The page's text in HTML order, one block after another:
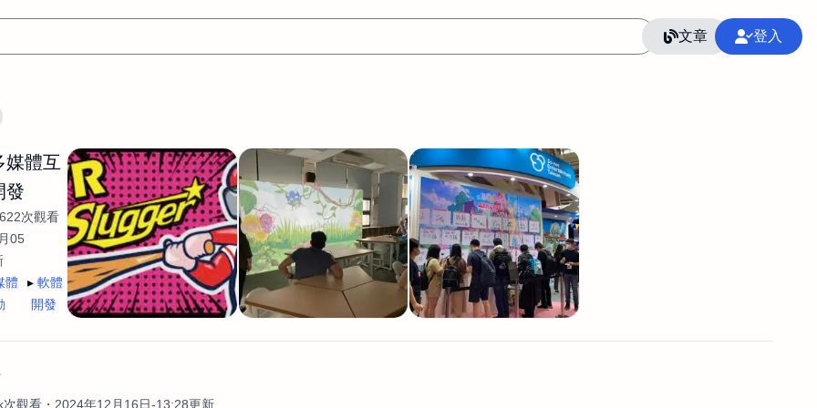
文章 登入
AI應用 AI 網頁設計 軟體開發 網站架設網頁製作 語言 整合行銷公關
平面設計師 AI影片製作 P圖改圖修圖 廣告操作 SEO CRM GoogleAnalytics
程式
商業攝影 廣告行銷服務 室內設計 網站開發 接案 照片後製修圖
WordPress網站架設與網站維護救援
生產設計 網頁製作 SCI醫學論文寫作投稿 Flutter
影像設計 視覺設計 自我介紹 業務外包 設計建模渲染 Solidworks 插畫
電商自媒體平面設計 長篇文案短 影片製作 設計 動畫製作 服務項目
媒體互
發
622次觀看
05
體
軟體
開發
次觀看 2024年12月16日-13:28更新